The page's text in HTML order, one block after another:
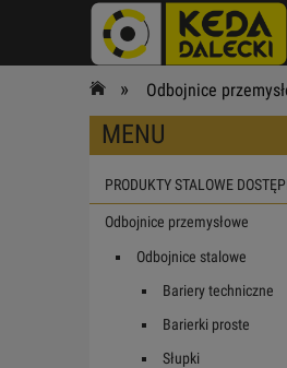
» Odbojnice
MENU
PRODUKTY STALOWE
Odbojnice przemysłowe
Odbojnice stalowe
Bariery techniczne
Barierki proste
Słupki